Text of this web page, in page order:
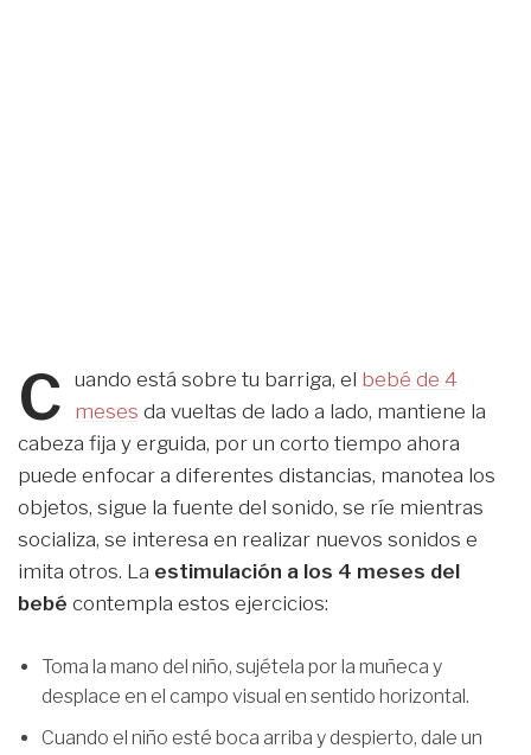
C uando está sobre tu barriga, el bebé de 4
meses da vueltas de lado a lado, mantiene la
cabeza fija y erguida, por un corto tiempo ahora
puede enfocar a diferentes distancias, manotea los
objetos, sigue la fuente del sonido, se ríe mientras
socializa, se interesa en realizar nuevos sonidos e
imita otros. La estimulación a los 4 meses del
bebé contempla estos ejercicios:
Toma la mano del niño, sujétela por la muñeca y
desplace en el campo visual en sentido horizontal.
Cuando el niño esté boca arriba y despierto, dale un